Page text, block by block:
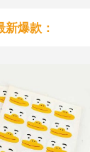
爆款：